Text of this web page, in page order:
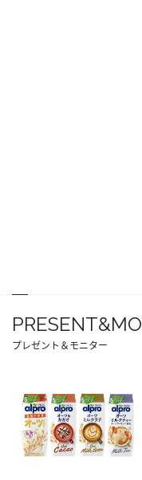
プレゼント＆モニター